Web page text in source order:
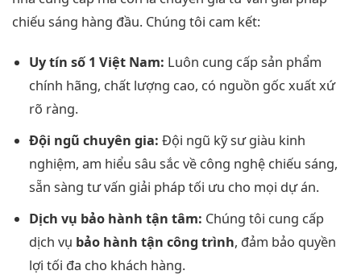
chiếu sáng hàng đầu. Chúng tôi cam kết:
Uy tín số 1 Việt Nam: Luôn cung cấp sản phẩm
chính hãng, chất lượng cao, có nguồn gốc xuất xứ
rõ ràng.
Đội ngũ chuyên gia: Đội ngũ kỹ sư giàu kinh
nghiệm, am hiểu sâu sắc về công nghệ chiếu sáng,
sẵn sàng tư vấn giải pháp tối ưu cho mọi dự án.
Dịch vụ bảo hành tận tâm: Chúng tôi cung cấp
dịch vụ bảo hành tận công trình, đảm bảo quyền
lợi tối đa cho khách hàng.